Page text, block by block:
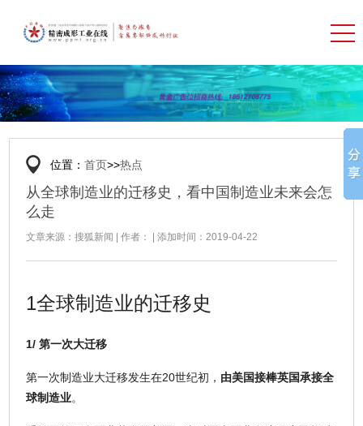
位置：首页>>热点
从全球制造业的迁移史，看中国制造业未来会怎
么走
文章来源：搜狐新闻 | 作者： | 添加时间：2019-04-22
1全球制造业的迁移史
1/ 第一次大迁移
第一次制造业大迁移发生在20世纪初， 由美国接棒英国承接全
球制造业。